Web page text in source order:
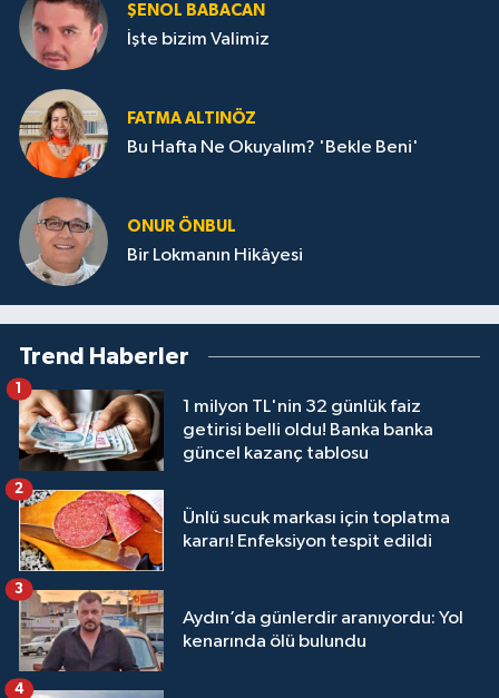
ŞENOL BABACAN
İşte bizim Valimiz
FATMA ALTINÖZ
Bu Hafta Ne Okuyalım? 'Bekle Beni'
ONUR ÖNBUL
Bir Lokmanın Hikâyesi
Trend Haberler
1 milyon TL'nin 32 günlük faiz
getirisi belli oldu! Banka banka
güncel kazanç tablosu
1
Ünlü sucuk markası için toplatma
kararı! Enfeksiyon tespit edildi
2
Aydın’da günlerdir aranıyordu: Yol
kenarında ölü bulundu
3
4